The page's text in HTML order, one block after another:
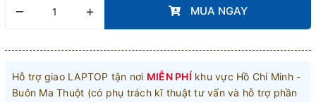
– + MUA NGAY
Hỗ trợ giao LAPTOP tận nơi MIỄN PHÍ khu vực Hồ Chí Minh -
Buôn Ma Thuột (có phụ trách kĩ thuật tư vấn và hỗ trợ phần